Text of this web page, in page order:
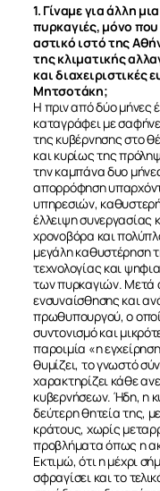
1. Γίναμε για άλλη
πυρκαγιές, μόνο
αστικό ιστό της
της κλιματικής
και διαχειριστικές
Μητσοτάκη;
Η πριν από δύο μήνες
καταγράφει με
της κυβέρνησης στο
και κυρίως της
την καμπάνα δυο
απορρόφηση
υπηρεσιών,
έλλειψη συνεργασίας
χρονοβόρα και
μεγάλη καθυστέρηση
τεχνολογίας και
των πυρκαγιών. Μετά
ενσυναίσθησης και
πρωθυπουργού, ο
συντονισμό και
παροιμία «η
θυμίζει, το γνωστό
χαρακτηρίζει κάθε
κυβερνήσεων. Ήδη, η
δεύτερη θητεία της,
κράτους, χωρίς
προβλήματα όπως η
Εκτιμώ, ότι η μέχρι
σφραγίσει και το